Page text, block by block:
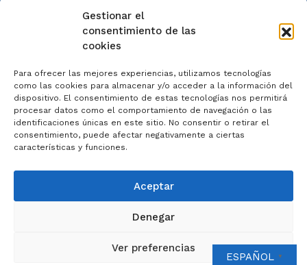
Gestionar el
consentimiento de las
cookies
Para ofrecer las mejores experiencias, utilizamos tecnologías
como las cookies para almacenar y/o acceder a la información del
dispositivo. El consentimiento de estas tecnologías nos permitirá
procesar datos como el comportamiento de navegación o las
identificaciones únicas en este sitio. No consentir o retirar el
consentimiento, puede afectar negativamente a ciertas
características y funciones.
Aceptar
Denegar
Ver preferencias
Aviso legal
Política de privacidad
Cookies
Colaboradores
Condiciones generales
2023 © Catedral de Ourense – web porArtisplendore
ESPAÑOL ▼